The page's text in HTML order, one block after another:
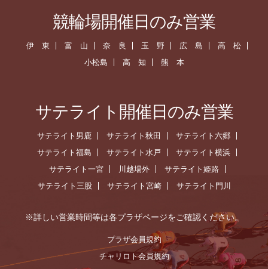
競輪場開催日のみ営業
伊 東 富 山 奈 良 玉 野 広 島
高 松
小松島
高 知 熊 本
サテライト開催日のみ営業
サテライト男鹿 サテライト秋田
サテライト六郷
サテライト福島
サテライト水戸
サテライト横浜
サテライト一宮
川越場外
サテライト姫路
サテライト三股
サテライト宮崎 サテライト門川
※詳しい営業時間等は各プラザページをご確認ください。
プラザ会員規約
チャリロト会員規約